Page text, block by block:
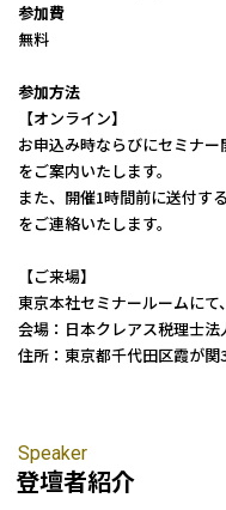
参加費
無料
参加方法
【オンライン】
お申込み時ならびにセミナ
をご案内いたします。
また、開催1時間前に送付す
をご連絡いたします。
【ご来場】
東京本社セミナールームに
会場：日本クレアス税理士
住所：東京都千代田区霞が
Speaker
登壇者紹介